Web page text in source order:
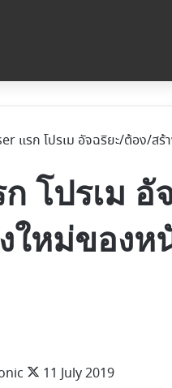
แรก โปรเม อัจฉริยะ/ต้อง/ส
โปรเม อั
ใหม่ของห
11 July 2019